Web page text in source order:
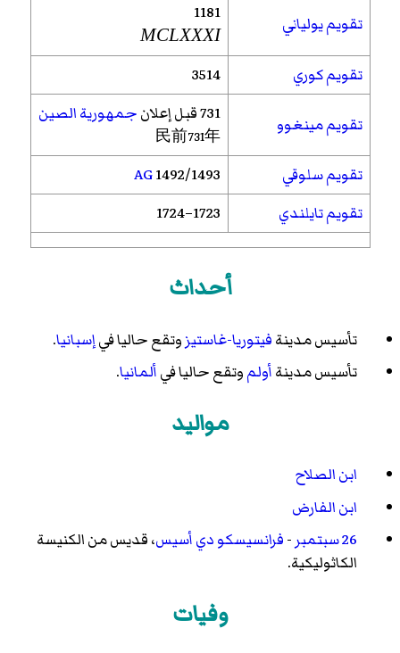
تقويم يولياني 1181
MCLXXXI
تقويم كوري 3514
تقويم مينغوو 731 قبل إعلان جمهورية الصين
民前731年
تقويم سلوقي 1492/1493
AG
تقويم تايلندي
1723–1724
أحداث
تأسيس مدينةفيتوريا-غاستيزوتقع حاليا فيإسبانيا.
تأسيس مدينةأولموتقع حاليا فيألمانيا.
مواليد
ابن الصلاح
ابن الفارض
26 سبتمبر
-فرانسيسكو دي أسيس، قديس من الكنيسة
الكاثوليكية.
وفيات